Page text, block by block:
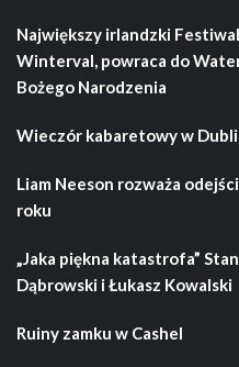
Największy irlandzki
Winterval, powraca do
Bożego Narodzenia
Wieczór kabaretowy w
Liam Neeson rozważa
roku
„Jaka piękna katastrofa”
Dąbrowski i Łukasz Kowalski
Ruiny zamku w Cashel